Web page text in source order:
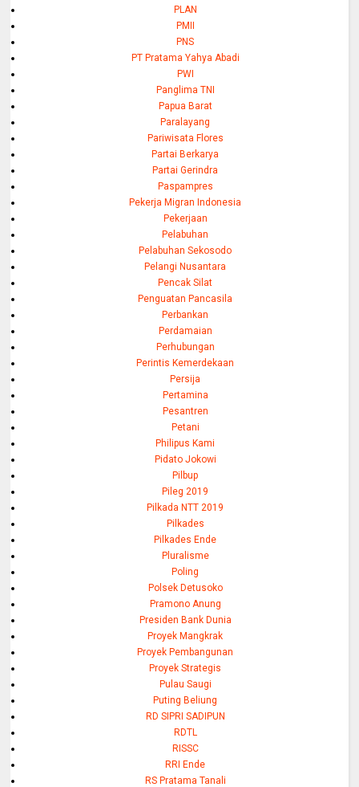
PLAN
PMII
PNS
PT Pratama Yahya Abadi
PWI
Panglima TNI
Papua Barat
Paralayang
Pariwisata Flores
Partai Berkarya
Partai Gerindra
Paspampres
Pekerja Migran Indonesia
Pekerjaan
Pelabuhan
Pelabuhan Sekosodo
Pelangi Nusantara
Pencak Silat
Penguatan Pancasila
Perbankan
Perdamaian
Perhubungan
Perintis Kemerdekaan
Persija
Pertamina
Pesantren
Petani
Philipus Kami
Pidato Jokowi
Pilbup
Pileg 2019
Pilkada NTT 2019
Pilkades
Pilkades Ende
Pluralisme
Poling
Polsek Detusoko
Pramono Anung
Presiden Bank Dunia
Proyek Mangkrak
Proyek Pembangunan
Proyek Strategis
Pulau Saugi
Puting Beliung
RD SIPRI SADIPUN
RDTL
RISSC
RRI Ende
RS Pratama Tanali